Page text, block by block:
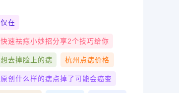
仅在
快速祛痣小妙招分享2个技巧给你
​想去掉脸上的痣 杭州点痣价格
原创什么样的痣点掉了可能会癌变